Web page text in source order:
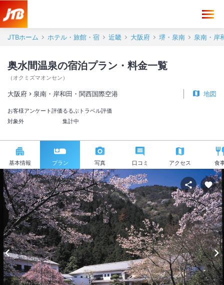
JTBホーム ホテル・旅館・宿 近畿 大阪府 堺・泉南 泉南・岸
奥水間温泉の宿泊プラン・料金一覧
（ オクミズマオンセン ）
大阪府 泉南・岸和田・関西国際空港 地図
お客様アンケート評価
対象外
るるぶトラベル評価
集計中
基本情報 プラン 写真 口コミ アクセス 食